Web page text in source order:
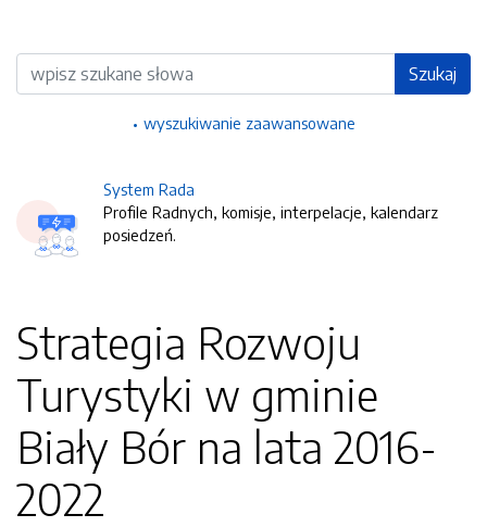
Wyszukiwarka Szukaj
wyszukiwanie zaawansowane
System Rada
Profile Radnych, komisje, interpelacje, kalendarz
posiedzeń.
Strategia Rozwoju
Turystyki w gminie
Biały Bór na lata 2016-
2022